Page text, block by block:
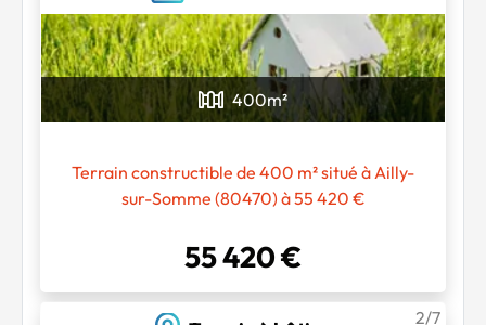
400m²
Terrain constructible de 400 m² situé à Ailly-
sur-Somme (80470) à 55 420 €
55 420 €
2/7